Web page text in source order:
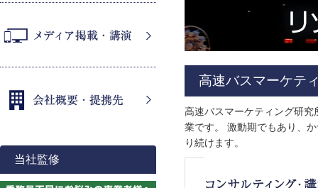
高速バスマーケテ
高速バスマーケティング研
業です。 激動期でもあり、
り続けます。
当社監修